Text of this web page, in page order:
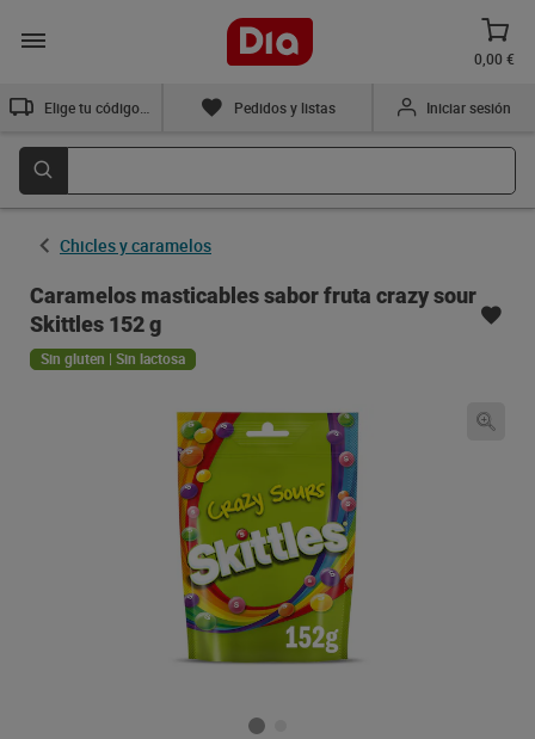
0,00 €
Pedidos y listas Iniciar sesión
Chicles y caramelos
Caramelos masticables sabor fruta crazy sour
Skittles 152 g
Sin gluten | Sin lactosa